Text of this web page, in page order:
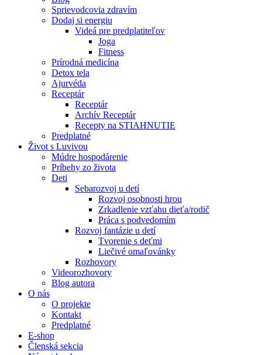
Sprievodcovia zdravím
Dodaj si energiu
Videá pre predplatiteľov
Joga
Fitness
Prírodná medicína
Detox tela
Ajurvéda
Receptár
Receptár
Archív Receptár
Recepty na STIAHNUTIE
Predplatné
Život s Luvivou
Múdre hospodárenie
Príbehy zo života
Deti
Sebarozvoj u detí
Rozvoj osobnosti hrou
Zrkadlenie vzťahu dieťa/rodič
Práca s podvedomím
Rozvoj fantázie u detí
Tvorenie s deťmi
Liečivé omaľovánky
Rozhovory
Videorozhovory
Blog autora
O nás
O projekte
Kontakt
Predplatné
E-shop
Členská sekcia